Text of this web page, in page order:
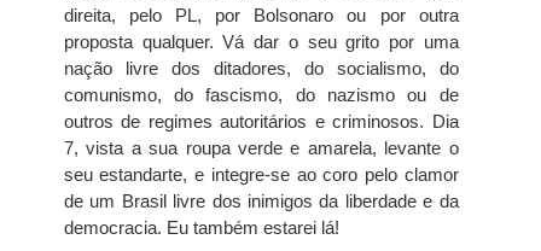
direita, pelo PL, por Bolsonaro ou por outra
proposta qualquer. Vá dar o seu grito por uma
nação livre dos ditadores, do socialismo, do
comunismo, do fascismo, do nazismo ou de
outros de regimes autoritários e criminosos. Dia
7, vista a sua roupa verde e amarela, levante o
seu estandarte, e integre-se ao coro pelo clamor
de um Brasil livre dos inimigos da liberdade e da
democracia. Eu também estarei lá!